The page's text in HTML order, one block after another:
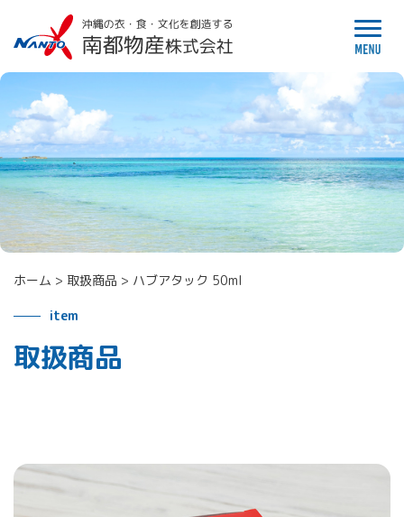
ホーム > 取扱商品 > ハブアタック 50ml
item
取扱商品